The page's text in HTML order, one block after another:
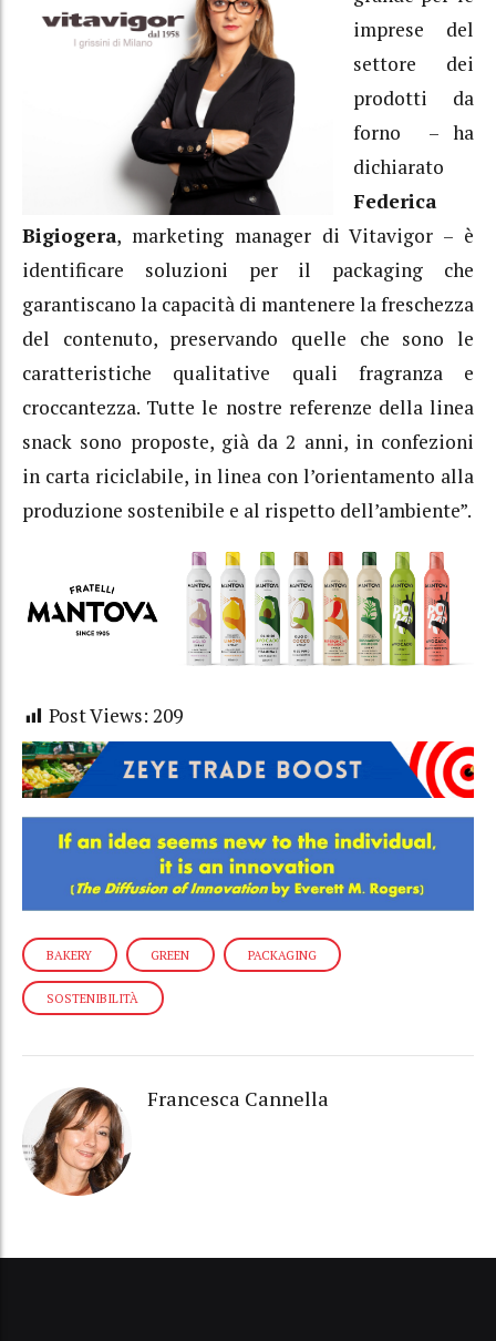
imprese del
settore dei
prodotti da
forno – ha
dichiarato
Federica
Bigiogera, marketing manager di Vitavigor – è
identificare soluzioni per il packaging che
garantiscano la capacità di mantenere la freschezza
del contenuto, preservando quelle che sono le
caratteristiche qualitative quali fragranza e
croccantezza. Tutte le nostre referenze della linea
snack sono proposte, già da 2 anni, in confezioni
in carta riciclabile, in linea con l’orientamento alla
produzione sostenibile e al rispetto dell’ambiente”.
Post Views: 209
BAKERY GREEN PACKAGING
SOSTENIBILITÀ
Francesca Cannella